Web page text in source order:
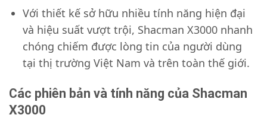
Với thiết kế sở hữu nhiều tính năng hiện đại
và hiệu suất vượt trội, Shacman X3000 nhanh
chóng chiếm được lòng tin của người dùng
tại thị trường Việt Nam và trên toàn thế giới.
Các phiên bản và tính năng của Shacman
X3000